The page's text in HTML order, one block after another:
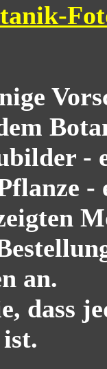
-
an.
dass